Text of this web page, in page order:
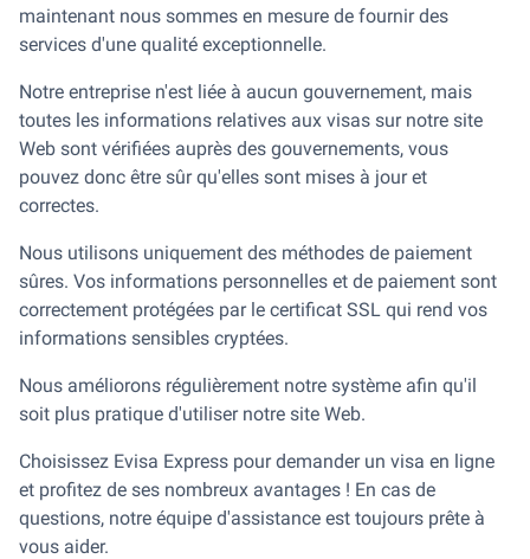
maintenant nous sommes en mesure de fournir des
services d'une qualité exceptionnelle.
Notre entreprise n'est liée à aucun gouvernement, mais
toutes les informations relatives aux visas sur notre site
Web sont vérifiées auprès des gouvernements, vous
pouvez donc être sûr qu'elles sont mises à jour et
correctes.
Nous utilisons uniquement des méthodes de paiement
sûres. Vos informations personnelles et de paiement sont
correctement protégées par le certificat SSL qui rend vos
informations sensibles cryptées.
Nous améliorons régulièrement notre système afin qu'il
soit plus pratique d'utiliser notre site Web.
Choisissez Evisa Express pour demander un visa en ligne
et profitez de ses nombreux avantages ! En cas de
questions, notre équipe d'assistance est toujours prête à
vous aider.